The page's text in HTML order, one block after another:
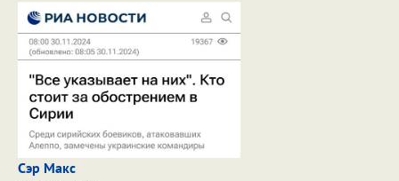
Сэр Макс